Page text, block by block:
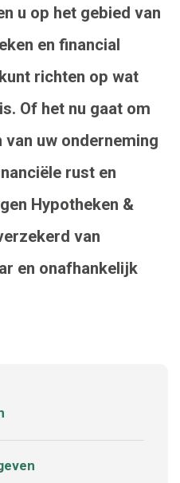
u op het gebied van
en financial
richten op wat
Of het nu gaat om
uw onderneming
rust en
Hypotheken &
van
en onafhankelijk